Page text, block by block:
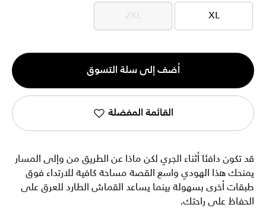
XL
XL
2XL
2XL
الكمية
1
أضف إلى سلة التسوق
القائمة المفضلة
قد تكون دافئا أثناء الجري لكن ماذا عن الطريق من وإلى المسار
يمنحك هذا الهودي واسع القصة مساحة كافية للارتداء فوق
طبقات أخرى بسهولة بينما يساعد القماش الطارد للعرق على
الحفاظ على راحتك.